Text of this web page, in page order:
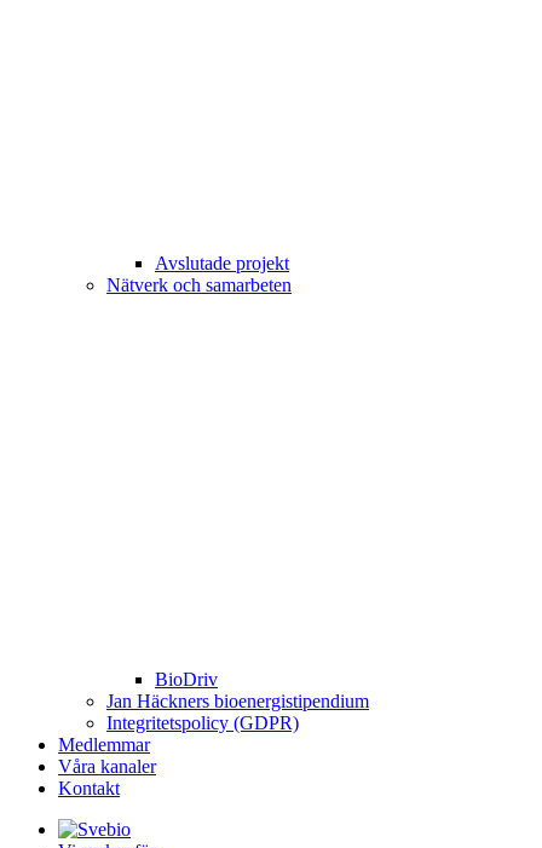
Avslutade projekt
Nätverk och samarbeten
BioDriv
Jan Häckners bioenergistipendium
Integritetspolicy (GDPR)
Medlemmar
Våra kanaler
Kontakt